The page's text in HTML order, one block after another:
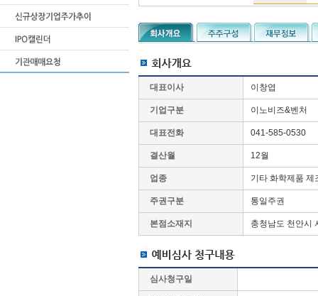
대표이사 이창엽
기업구분 이노비즈&벤처
대표전화 041-585-0530
결산월 12월
업종 기타 화학제품 제
주권구분 통일주권
본점소재지 충청남도 천안시
심사청구일